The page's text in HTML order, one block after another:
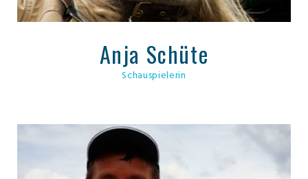
Anja Schüte
Schauspielerin